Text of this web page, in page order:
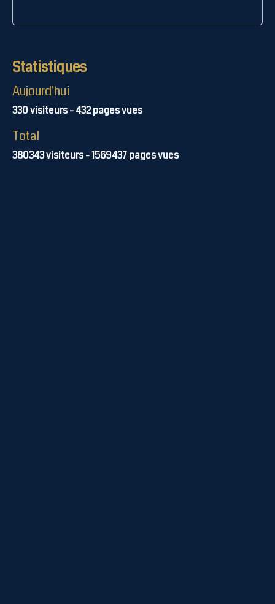
Statistiques
Aujourd'hui
330visiteurs -432pages vues
Total
380343visiteurs -1569437pages vues